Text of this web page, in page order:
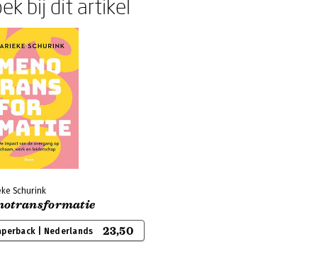
bij dit artikel
Schurink
| Nederlands 23,50